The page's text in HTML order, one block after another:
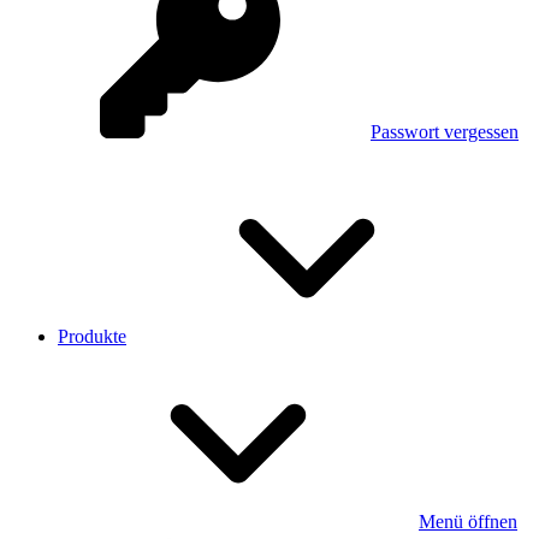
Passwort vergessen
Produkte
Menü öffnen